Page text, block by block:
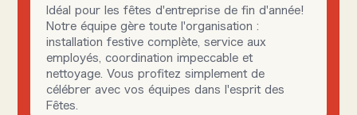
Idéal pour les fêtes d'entreprise de fin d'année!
Notre équipe gère toute l'organisation :
installation festive complète, service aux
employés, coordination impeccable et
nettoyage. Vous profitez simplement de
célébrer avec vos équipes dans l'esprit des
Fêtes.